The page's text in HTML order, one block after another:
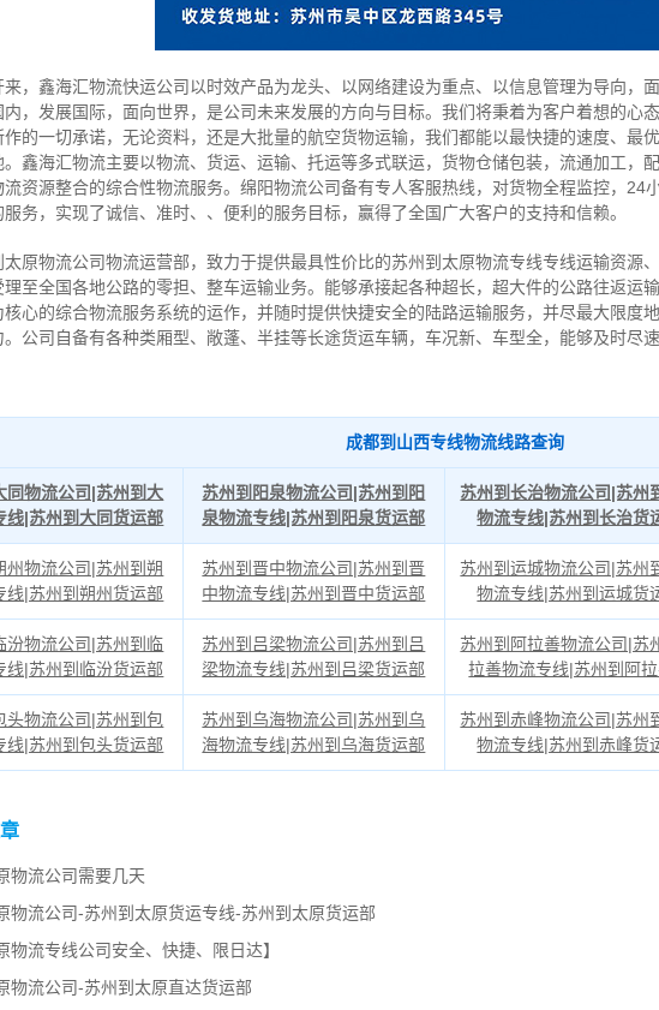
鑫海汇物流快运公司以时效产品为龙头、以网络建设为重点、以信息管理为导向，
内，发展国际，面向世界，是公司未来发展的方向与目标。我们将秉着为客户着想的心
的一切承诺，无论资料，还是大批量的航空货物运输，我们都能以最快捷的速度、最
。鑫海汇物流主要以物流、货运、运输、托运等多式联运，货物仓储包装，流通加工，
资源整合的综合性物流服务。绵阳物流公司备有专人客服热线，对货物全程监控，24
务，实现了诚信、准时、、便利的服务目标，赢得了全国广大客户的支持和信赖。
物流公司物流运营部，致力于提供最具性价比的苏州到太原物流专线专线运输资源
至全国各地公路的零担、整车运输业务。能够承接起各种超长，超大件的公路往返运
核心的综合物流服务系统的运作，并随时提供快捷安全的陆路运输服务，并尽最大限度
。公司自备有各种类厢型、敞蓬、半挂等长途货运车辆，车况新、车型全，能够及时尽
成都到山西专线物流线路查询
同物流公司|苏州到大
线|苏州到大同货运部
苏州到阳泉物流公司|苏州到阳
泉物流专线|苏州到阳泉货运部
苏州到长治物流公司|苏州
物流专线|苏州到长治货
州物流公司|苏州到朔
线|苏州到朔州货运部
苏州到晋中物流公司|苏州到晋
中物流专线|苏州到晋中货运部
苏州到运城物流公司|苏州
物流专线|苏州到运城货
汾物流公司|苏州到临
线|苏州到临汾货运部
苏州到吕梁物流公司|苏州到吕
梁物流专线|苏州到吕梁货运部
苏州到阿拉善物流公司|苏
拉善物流专线|苏州到阿
头物流公司|苏州到包
线|苏州到包头货运部
苏州到乌海物流公司|苏州到乌
海物流专线|苏州到乌海货运部
苏州到赤峰物流公司|苏州
物流专线|苏州到赤峰货
物流公司需要几天
物流公司-苏州到太原货运专线-苏州到太原货运部
物流专线公司安全、快捷、限日达】
物流公司-苏州到太原直达货运部